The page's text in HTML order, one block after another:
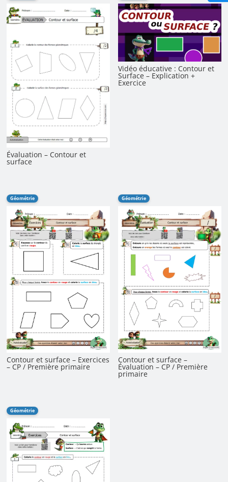
Évaluation – Contour et
surface
Vidéo éducative : Contour et
Surface – Explication +
Exercice
Géométrie
Contour et surface – Exercices
– CP / Première primaire
Géométrie
Contour et surface –
Évaluation – CP / Première
primaire
Géométrie